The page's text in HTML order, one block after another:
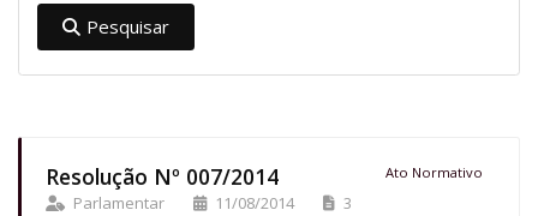
Resolução Nº 007/2014 Ato Normativo
Parlamentar 11/08/2014 3
Pesquisar